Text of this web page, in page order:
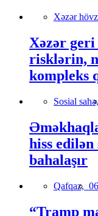
Xəzər
Xəzər
risklərin,
kompleks
Sosial sahə,
hiss
bahalaşır
Qafqaz,
“Tramp